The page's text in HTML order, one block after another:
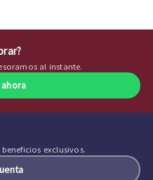
al instante.
exclusivos.